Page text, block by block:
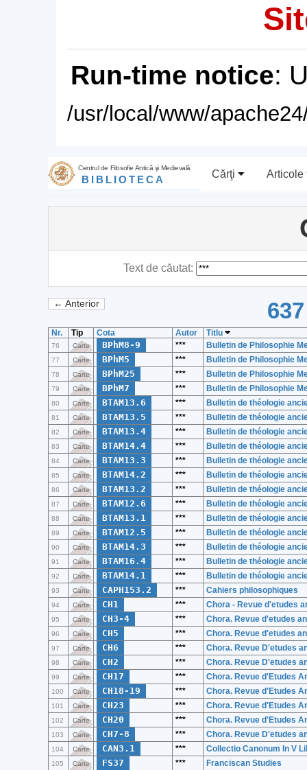
Run-time notice:
/usr/local/www/
Centrul de Filosofie Antică şi Medievală
BIBLIOTECA Cărţi Articole
Text de căutat:
← Anterior
Nr. Tip Cota Autor Titlu
76 Carte BPhM8-9 *** Bulletin de Philosophie
77 Carte BPhM5 *** Bulletin de Philosophie
78 Carte BPhM25 *** Bulletin de Philosophie
79 Carte BPhM7 *** Bulletin de Philosophie
80 Carte BTAM13.6 *** Bulletin de théologie
81 Carte BTAM13.5 *** Bulletin de théologie
82 Carte BTAM13.4 *** Bulletin de théologie
83 Carte BTAM14.4 *** Bulletin de théologie
84 Carte BTAM13.3 *** Bulletin de théologie
85 Carte BTAM14.2 *** Bulletin de théologie
86 Carte BTAM13.2 *** Bulletin de théologie
87 Carte BTAM12.6 *** Bulletin de théologie
88 Carte BTAM13.1 *** Bulletin de théologie
89 Carte BTAM12.5 *** Bulletin de théologie
90 Carte BTAM14.3 *** Bulletin de théologie
91 Carte BTAM16.4 *** Bulletin de théologie
92 Carte BTAM14.1 *** Bulletin de théologie
93 Carte CAPH153.2 *** Cahiers philosophiques
94 Carte CH1 *** Chora - Revue d'etudes
95 Carte CH3-4 *** Chora. Revue d'etudes
96 Carte CH5 *** Chora. Revue d'etudes
97 Carte CH6 *** Chora. Revue D'etudes
98 Carte CH2 *** Chora. Revue D'etudes
99 Carte CH17 *** Chora. Revue d'Etudes
100 Carte CH18-19 *** Chora. Revue d'Etudes
101 Carte CH23 *** Chora. Revue d'Etudes
102 Carte CH20 *** Chora. Revue d'Etudes
103 Carte CH7-8 *** Chora. Revue D'etudes
104 Carte CAN3.1 *** Collectio Canonum In V
105 Carte FS37 *** Franciscan Studies